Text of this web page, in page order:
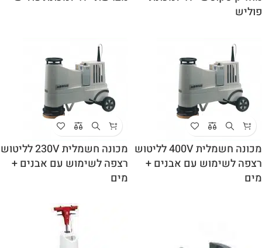
פוליש
מכונה חשמלית 400V לליטוש
רצפה לשימוש עם אבנים +
מים
מכונה חשמלית 230V לליטוש
רצפה לשימוש עם אבנים +
מים